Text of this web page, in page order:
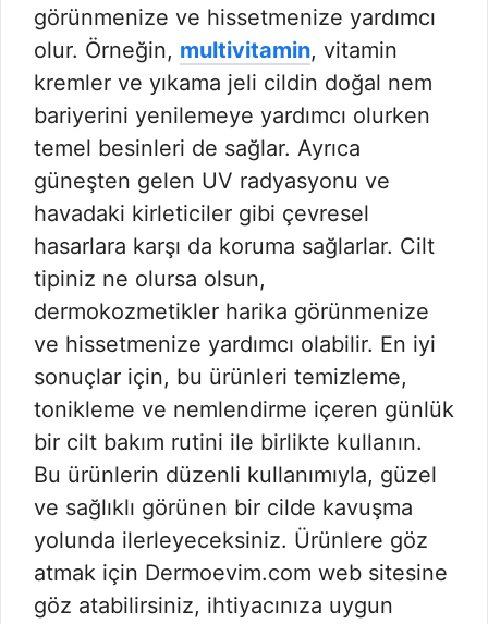
görünmenize ve hissetmenize yardımcı
olur. Örneğin, multivitamin, vitamin
kremler ve yıkama jeli cildin doğal nem
bariyerini yenilemeye yardımcı olurken
temel besinleri de sağlar. Ayrıca
güneşten gelen UV radyasyonu ve
havadaki kirleticiler gibi çevresel
hasarlara karşı da koruma sağlarlar. Cilt
tipiniz ne olursa olsun,
dermokozmetikler harika görünmenize
ve hissetmenize yardımcı olabilir. En iyi
sonuçlar için, bu ürünleri temizleme,
tonikleme ve nemlendirme içeren günlük
bir cilt bakım rutini ile birlikte kullanın.
Bu ürünlerin düzenli kullanımıyla, güzel
ve sağlıklı görünen bir cilde kavuşma
yolunda ilerleyeceksiniz. Ürünlere göz
atmak için Dermoevim.com web sitesine
göz atabilirsiniz, ihtiyacınıza uygun